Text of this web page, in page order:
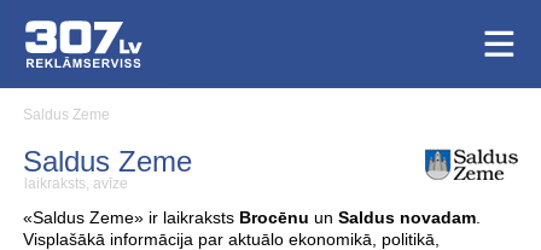
Saldus Zeme
Saldus Zeme
laikraksts, avīze
«Saldus Zeme» ir laikraksts Brocēnu un Saldus novadam.
Visplašākā informācija par aktuālo ekonomikā, politikā,